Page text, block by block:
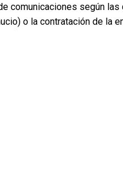
comunicaciones según
o la contratación de la